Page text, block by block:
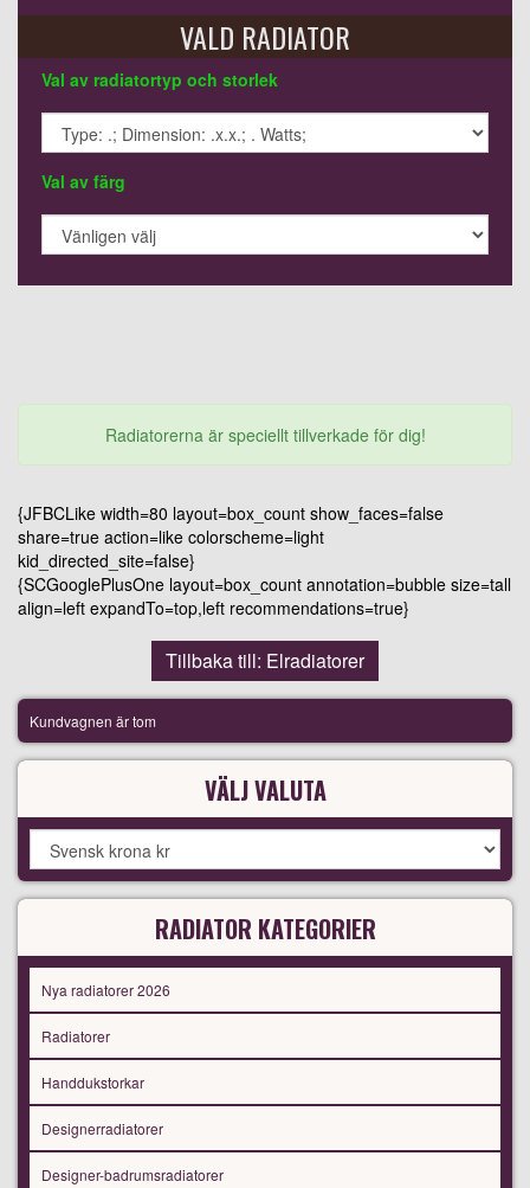
VALD RADIATOR
Val av radiatortyp och storlek
Val av färg
Radiatorerna är speciellt tillverkade för dig!
{JFBCLike width=80 layout=box_count show_faces=false
share=true action=like colorscheme=light
kid_directed_site=false}
{SCGooglePlusOne layout=box_count annotation=bubble size=tall
align=left expandTo=top,left recommendations=true}
Tillbaka till: Elradiatorer
Kundvagnen är tom
VÄLJ VALUTA
RADIATOR KATEGORIER
Nya radiatorer 2026
Radiatorer
Handdukstorkar
Designerradiatorer
Designer-badrumsradiatorer